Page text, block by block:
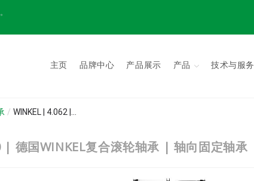
主页 品牌中心 产品展示 产品 技术与服务
/ WINKEL | 4.062 |...
德国WINKEL复合滚轮轴承 | 轴向固定轴承